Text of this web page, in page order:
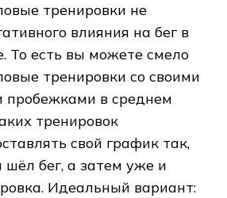
тренировки не
влияния на бег в
То есть вы можете смело
тренировки со своими
пробежками в среднем
тренировок
свой график так,
шёл бег, а затем уже и
Идеальный вариант: